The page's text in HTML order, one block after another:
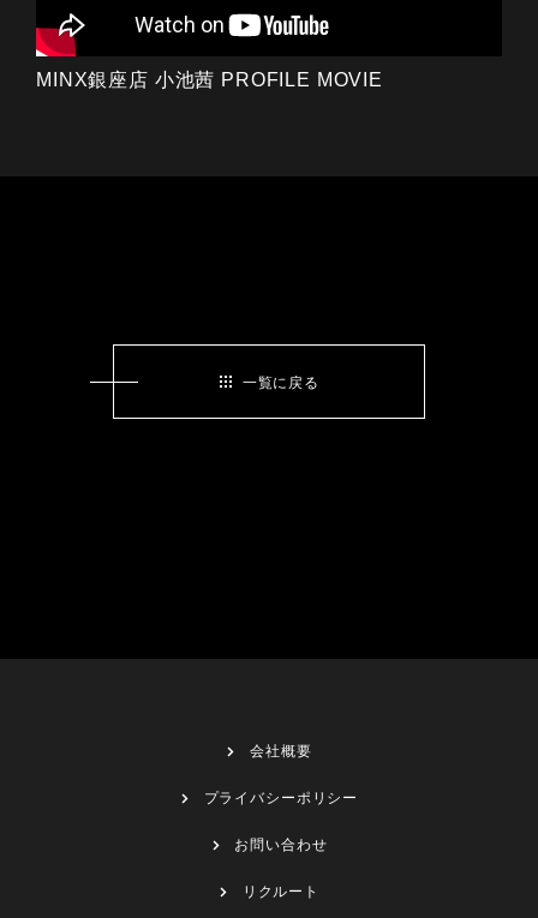
MINX銀座店 小池茜 PROFILE MOVIE
一覧に戻る
会社概要
プライバシーポリシー
お問い合わせ
リクルート